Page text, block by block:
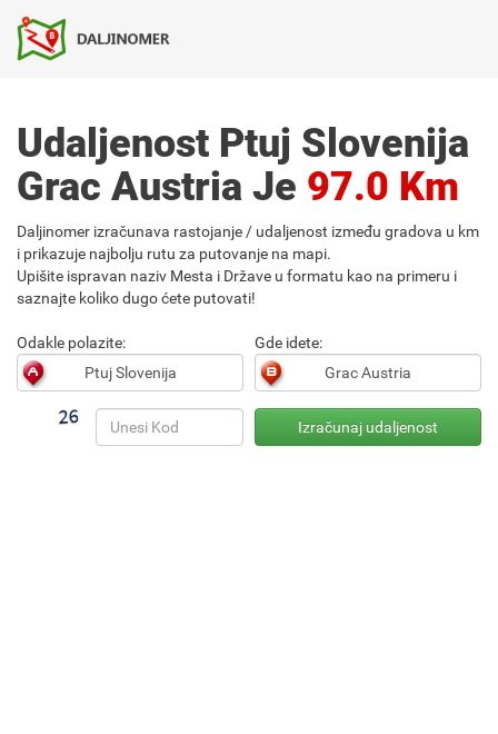
Udaljenost Ptuj Slovenija
Grac Austria Je 97.0 Km
Daljinomer izračunava rastojanje / udaljenost između gradova u km
i prikazuje najbolju rutu za putovanje na mapi.
Upišite ispravan naziv Mesta i Države u formatu kao na primeru i
saznajte koliko dugo ćete putovati!
Odakle polazite: Gde idete: